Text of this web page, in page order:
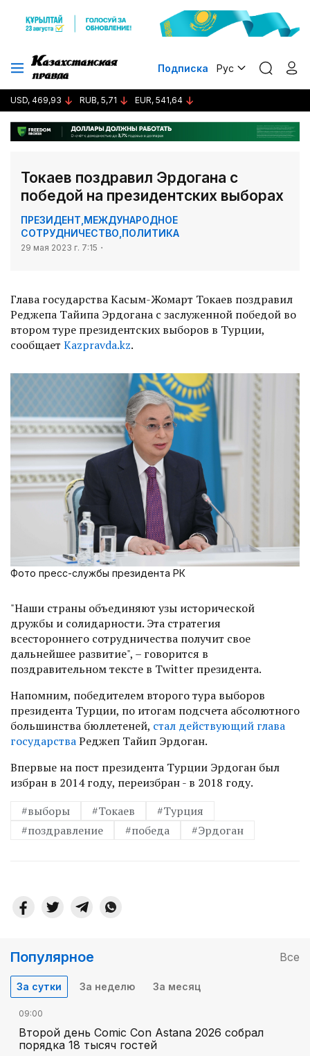
Подписка Рус
USD, 469,93 RUB, 5,71 EUR, 541,64
Токаев поздравил Эрдогана с
победой на президентских выборах
ПРЕЗИДЕНТ МЕЖДУНАРОДНОЕ
СОТРУДНИЧЕСТВО ПОЛИТИКА
29 мая 2023 г. 7:15
Глава государства Касым-Жомарт Токаев поздравил
Реджепа Тайипа Эрдогана с заслуженной победой во
втором туре президентских выборов в Турции,
сообщает Kazpravda.kz.
Фото пресс-службы президента РК
"Наши страны объединяют узы исторической
дружбы и солидарности. Эта стратегия
всестороннего сотрудничества получит свое
дальнейшее развитие", – говорится в
поздравительном тексте в Twitter президента.
Напомним, победителем второго тура выборов
президента Турции, по итогам подсчета абсолютного
большинства бюллетеней, стал действующий глава
государстваРеджеп Тайип Эрдоган.
Впервые на пост президента Турции Эрдоган был
избран в 2014 году, переизбран - в 2018 году.
#выборы
#Токаев
#Турция
#поздравление
#победа #Эрдоган
Популярное Все
За сутки За неделю За месяц
09:00
Второй день Comic Con Astana 2026 собрал
порядка 18 тысяч гостей